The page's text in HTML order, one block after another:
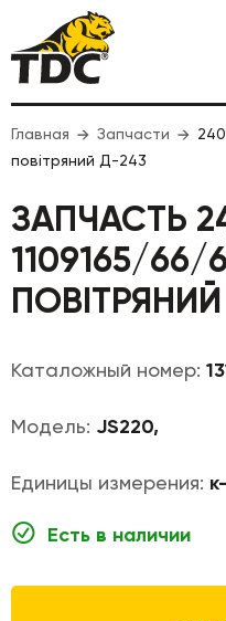
Главная Запчасти
повітряний Д-243
ЗАПЧАСТЬ
1109165/66/
Каталожный номер:
Модель: JS220,
Единицы измерения:
Есть в наличии